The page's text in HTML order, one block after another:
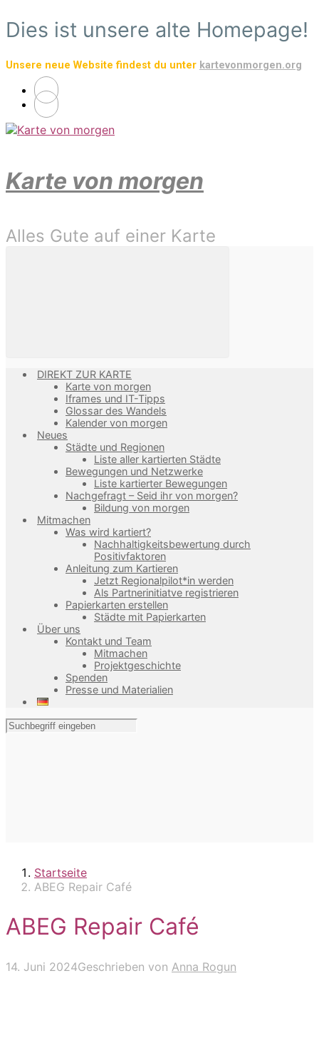
Zum
Hauptinhalt
Dies ist unsere alte Homepage!
Unsere neue Website findest du unter kartevonmorgen.org
Karte von morgen
Alles Gute auf einer Karte
DIREKT ZUR KARTE
Karte von morgen
Iframes und IT-Tipps
Glossar des Wandels
Kalender von morgen
Neues
Städte und Regionen
Liste aller kartierten Städte
Bewegungen und Netzwerke
Liste kartierter Bewegungen
Nachgefragt – Seid ihr von morgen?
Bildung von morgen
Mitmachen
Was wird kartiert?
Nachhaltigkeitsbewertung durch
Positivfaktoren
Anleitung zum Kartieren
Jetzt Regionalpilot*in werden
Als Partnerinitiatve registrieren
Papierkarten erstellen
Städte mit Papierkarten
Über uns
Kontakt und Team
Mitmachen
Projektgeschichte
Spenden
Presse und Materialien
Startseite
ABEG Repair Café
ABEG Repair Café
14. Juni 2024Geschrieben von Anna Rogun